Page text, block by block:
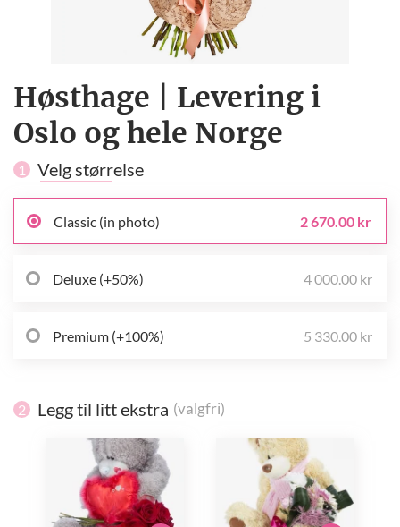
Høsthage | Levering i
Oslo og hele Norge
1 Velg størrelse
Classic (in photo) 2 670.00 kr
Deluxe (+50%) 4 000.00 kr
Premium (+100%) 5 330.00 kr
2 Legg til litt ekstra (valgfri)